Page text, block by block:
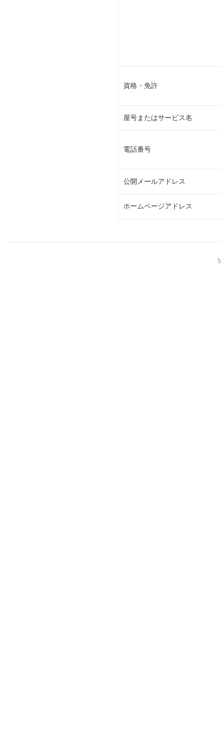
資格・免許
屋号またはサービス名
電話番号
公開メールアドレス
ホームページアドレス